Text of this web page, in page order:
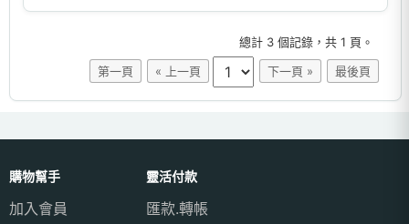
總計 3 個記錄，共 1 頁。
第一頁
« 上一頁 下一頁 » 最後頁
購物幫手
加入會員
靈活付款
匯款.轉帳